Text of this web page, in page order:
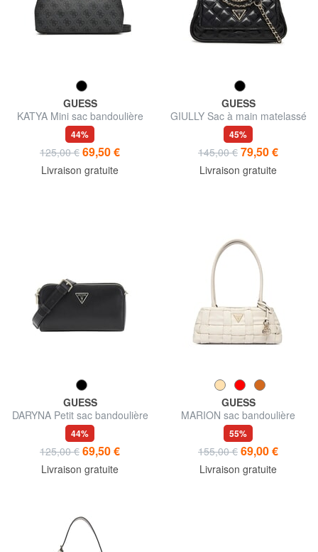
GUESS
KATYA Mini sac bandoulière
44%
125,00 € 69,50 €
Livraison gratuite
GUESS
GIULLY Sac à main matelassé
avec bandoulière
45%
145,00 € 79,50 €
Livraison gratuite
GUESS
DARYNA Petit sac bandoulière
44%
125,00 € 69,50 €
Livraison gratuite
GUESS
MARION sac bandoulière
55%
155,00 € 69,00 €
Livraison gratuite